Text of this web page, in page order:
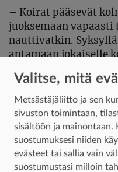
– Koirat pääsevät
juoksemaan
nauttivatkin.
antamaan jokaiselle
enää tavoitteellista,
lyhyemmätkin
Vaikka Paanasten
pääsevät koirat
kuivattelemaan ja
Valitse, mitä
Metsästäjäliitto ja sen
sivuston toimintaan,
sisältöön ja mainontaan.
suostumuksesi niiden
evästeet tai sallia vain
suostumustasi milloin